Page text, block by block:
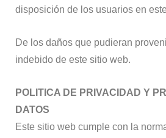
disposición de los usuarios en
De los daños que pudieran
indebido de este sitio web.
POLITICA DE PRIVACIDAD Y
DATOS
Este sitio web cumple con la